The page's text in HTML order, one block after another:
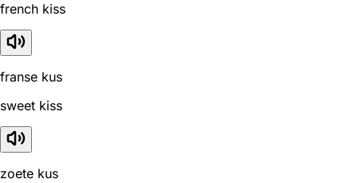
french kiss
franse kus
sweet kiss
zoete kus